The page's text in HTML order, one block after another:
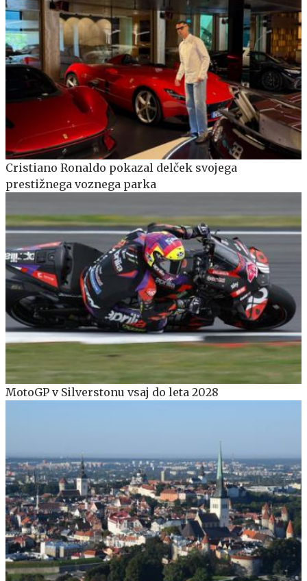
Cristiano Ronaldo pokazal delček svojega
prestižnega voznega parka
MotoGP v Silverstonu vsaj do leta 2028